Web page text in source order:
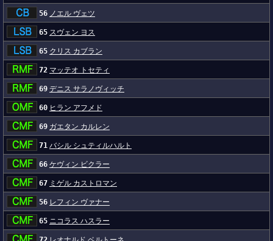
56 ノエル ヴェツ
65 スヴェン ヨス
65 クリス カブラン
72 マッテオ トセティ
69 デニス サラノヴィッチ
60 ヒラン アフメド
69 ガエタン カルレン
71 バシル シュティルハルト
66 ケヴィン ビクラー
67 ミゲル カストロマン
56 レフィン ヴァナー
65 ニコラス ハスラー